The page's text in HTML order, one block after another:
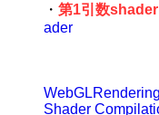
・ 第1引数shader
ader
Shader